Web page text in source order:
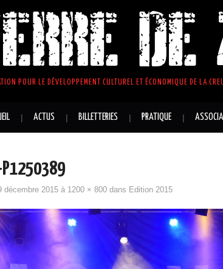
POUR LE DÉVELOPPEMENT CULTUREL ET ÉCONOMIQUE DE LA
ACTUS BILLETTERIES PRATIQUE
décembre 2015 à 1200 × 800 dans Edition 2015